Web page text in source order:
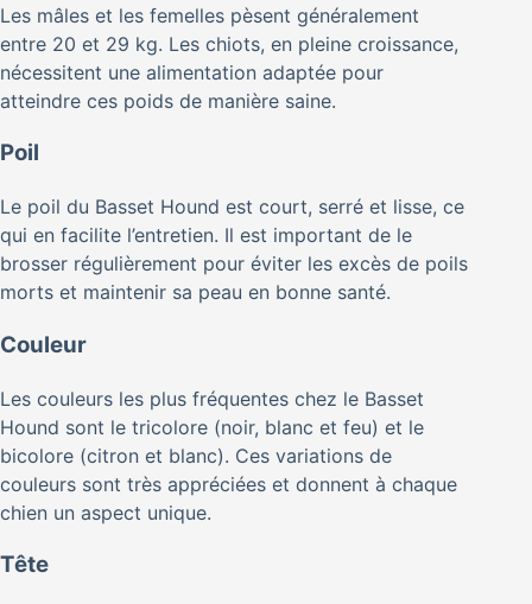
Les mâles et les femelles pèsent généralement
entre 20 et 29 kg. Les chiots, en pleine croissance,
nécessitent une alimentation adaptée pour
atteindre ces poids de manière saine.
Poil
Le poil du Basset Hound est court, serré et lisse, ce
qui en facilite l’entretien. Il est important de le
brosser régulièrement pour éviter les excès de poils
morts et maintenir sa peau en bonne santé.
Couleur
Les couleurs les plus fréquentes chez le Basset
Hound sont le tricolore (noir, blanc et feu) et le
bicolore (citron et blanc). Ces variations de
couleurs sont très appréciées et donnent à chaque
chien un aspect unique.
Tête